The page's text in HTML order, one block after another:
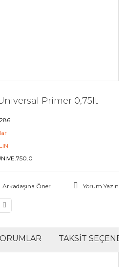
Primer 0,75lt
Arkadaşına Öner Yorum Yazın
TAKSIT